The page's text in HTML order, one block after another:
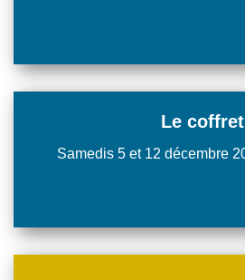
Le coffret
Samedis 5 et 12 décembre